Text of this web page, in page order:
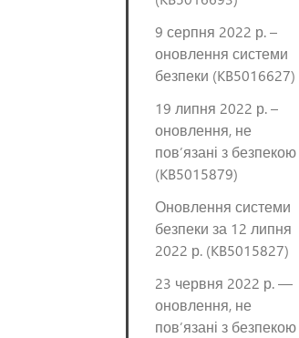
9 серпня 2022 р. –
оновлення системи
безпеки (KB5016627)
19 липня 2022 р. –
оновлення, не
пов’язані з безпекою
(KB5015879)
Оновлення системи
безпеки за 12 липня
2022 р. (KB5015827)
23 червня 2022 р. —
оновлення, не
пов’язані з безпекою